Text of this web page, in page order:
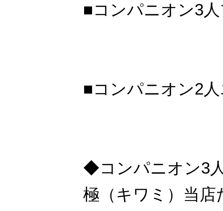
■コンパニオン3
■コンパニオン2
◆コンパニオン3
極（キワミ）当